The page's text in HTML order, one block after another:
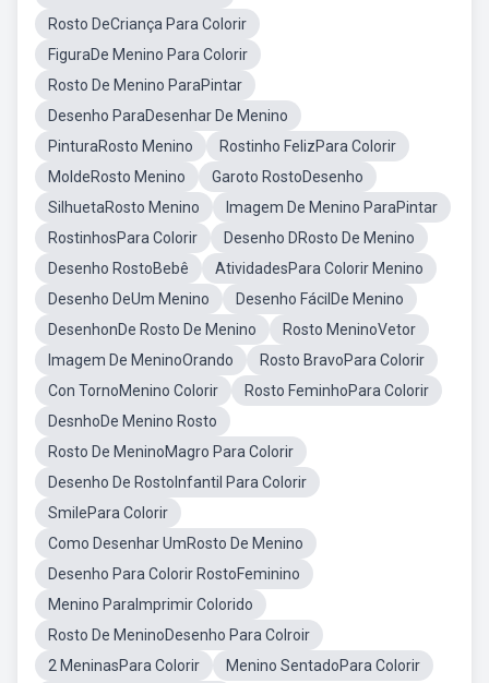
Rosto DeCriança Para Colorir
FiguraDe Menino Para Colorir
Rosto De Menino ParaPintar
Desenho ParaDesenhar De Menino
PinturaRosto Menino
Rostinho FelizPara Colorir
MoldeRosto Menino
Garoto RostoDesenho
SilhuetaRosto Menino
Imagem De Menino ParaPintar
RostinhosPara Colorir
Desenho DRosto De Menino
Desenho RostoBebê
AtividadesPara Colorir Menino
Desenho DeUm Menino
Desenho FácilDe Menino
DesenhonDe Rosto De Menino
Rosto MeninoVetor
Imagem De MeninoOrando
Rosto BravoPara Colorir
Con TornoMenino Colorir
Rosto FeminhoPara Colorir
DesnhoDe Menino Rosto
Rosto De MeninoMagro Para Colorir
Desenho De RostoInfantil Para Colorir
SmilePara Colorir
Como Desenhar UmRosto De Menino
Desenho Para Colorir RostoFeminino
Menino ParaImprimir Colorido
Rosto De MeninoDesenho Para Colroir
2 MeninasPara Colorir
Menino SentadoPara Colorir